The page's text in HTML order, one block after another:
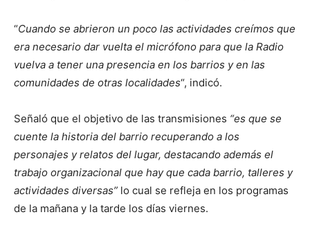
“Cuando se abrieron un poco las actividades creímos que
era necesario dar vuelta el micrófono para que la Radio
vuelva a tener una presencia en los barrios y en las
comunidades de otras localidades“, indicó.
Señaló que el objetivo de las transmisiones “es que se
cuente la historia del barrio recuperando a los
personajes y relatos del lugar, destacando además el
trabajo organizacional que hay que cada barrio, talleres y
actividades diversas” lo cual se refleja en los programas
de la mañana y la tarde los días viernes.